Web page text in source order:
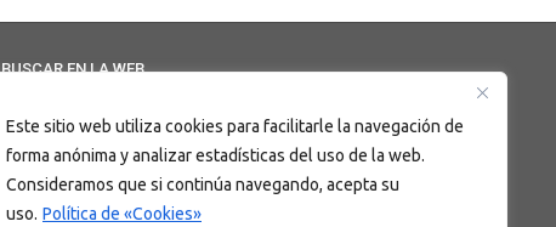
Este sitio web utiliza cookies para facilitarle la navegación de
forma anónima y analizar estadísticas del uso de la web.
Consideramos que si continúa navegando, acepta su
uso. Política de «Cookies»
BUSCAR EN LA WEB